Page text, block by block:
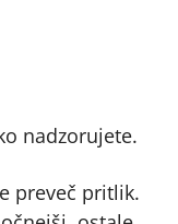
nadzorujete.
preveč pritlik.